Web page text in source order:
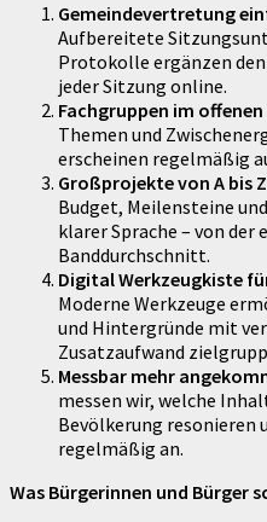
Gemeindevertretung
Aufbereitete
Protokolle ergänzen
jeder Sitzung online.
Fachgruppen im
Themen und
erscheinen regelmäßig
Großprojekte von A bis
Budget, Meilensteine
klarer Sprache – von der
Banddurchschnitt.
Digital Werkzeugkiste
Moderne Werkzeuge
und Hintergründe mit
Zusatzaufwand
Messbar mehr
messen wir, welche
Bevölkerung resonieren
regelmäßig an.
Was Bürgerinnen und Bürger